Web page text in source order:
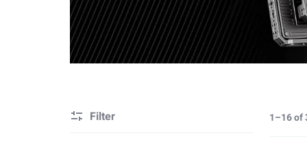
Video
Cámaras y Lentes
Estabilización
1–16 of
Filter